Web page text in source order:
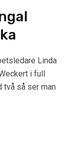
Linda
i full
två så ser man